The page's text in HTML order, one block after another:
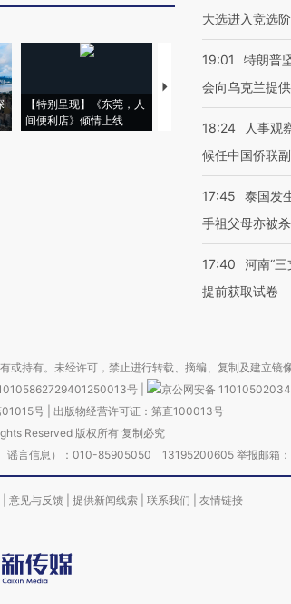
【特别呈现】《东莞，人
间便利店》倾情上线
【推广】走进第四届链博
会，让数智科技“链”接产
大选进入竞选
19:01
特朗普
会向乌克兰提
18:24
人事观
候任中国侨联
17:45
泰国发
手祖父母亦被杀
17:40
河南“
提前获取试卷
持有。未经许可，禁止进行转载、摘编、复制及建立镜
号
京公网安备
号| 出版物经营许可证：第直100013号
Reserved 版权所有 复制必究
谣言信息）：010-85905050 13195200605 举报邮箱
意见与反馈 提供新闻线索 联系我们 友情链接